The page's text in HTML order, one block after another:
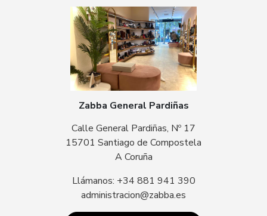
Zabba General Pardiñas
Calle General Pardiñas, Nº 17
15701 Santiago de Compostela
A Coruña
Llámanos: +34 881 941 390
administracion@zabba.es